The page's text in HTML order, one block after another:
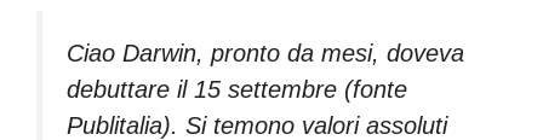
Ciao Darwin, pronto da mesi, doveva
debuttare il 15 settembre (fonte
Publitalia). Si temono valori assoluti